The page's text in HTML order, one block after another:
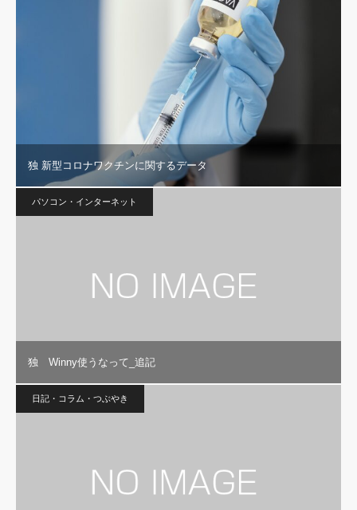
独 新型コロナワクチンに関するデータ
パソコン・インターネット
独 Winny使うなって_追記
日記・コラム・つぶやき